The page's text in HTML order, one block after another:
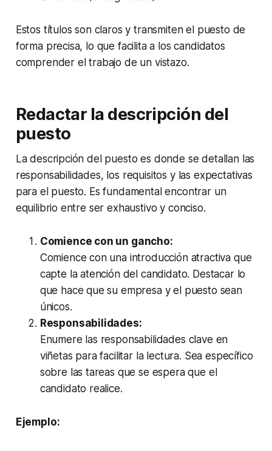
Estos títulos son claros y transmiten el puesto de
forma precisa, lo que facilita a los candidatos
comprender el trabajo de un vistazo.
Redactar la descripción del
puesto
La descripción del puesto es donde se detallan las
responsabilidades, los requisitos y las expectativas
para el puesto. Es fundamental encontrar un
equilibrio entre ser exhaustivo y conciso.
Comience con un gancho:
Comience con una introducción atractiva que
capte la atención del candidato. Destacar lo
que hace que su empresa y el puesto sean
únicos.
Responsabilidades:
Enumere las responsabilidades clave en
viñetas para facilitar la lectura. Sea específico
sobre las tareas que se espera que el
candidato realice.
Ejemplo: